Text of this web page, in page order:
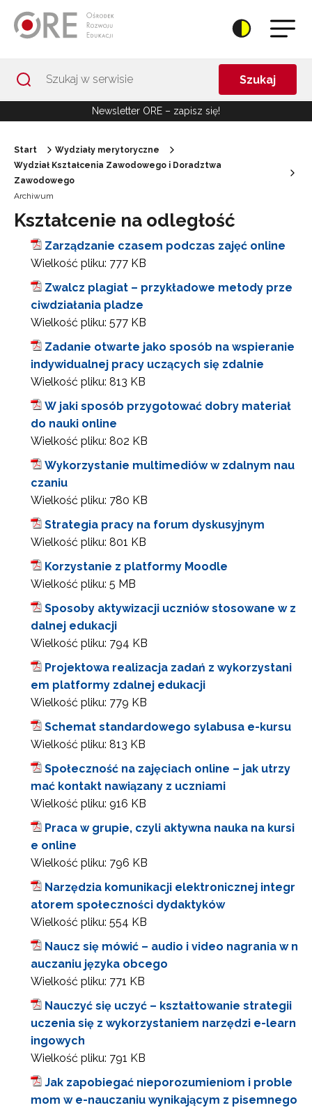
Szukaj
Newsletter ORE – zapisz się!
Start
Wydziały merytoryczne
Wydział Kształcenia Zawodowego i Doradztwa
Zawodowego
Archiwum
Kształcenie na odległość
Zarządzanie czasem podczas zajęć online
Wielkość pliku: 777 KB
Zwalcz plagiat – przykładowe metody prze
ciwdziałania pladze
Wielkość pliku: 577 KB
Zadanie otwarte jako sposób na wspieranie
indywidualnej pracy uczących się zdalnie
Wielkość pliku: 813 KB
W jaki sposób przygotować dobry materiał
do nauki online
Wielkość pliku: 802 KB
Wykorzystanie multimediów w zdalnym nau
czaniu
Wielkość pliku: 780 KB
Strategia pracy na forum dyskusyjnym
Wielkość pliku: 801 KB
Korzystanie z platformy Moodle
Wielkość pliku: 5 MB
Sposoby aktywizacji uczniów stosowane w z
dalnej edukacji
Wielkość pliku: 794 KB
Projektowa realizacja zadań z wykorzystani
em platformy zdalnej edukacji
Wielkość pliku: 779 KB
Schemat standardowego sylabusa e-kursu
Wielkość pliku: 813 KB
Społeczność na zajęciach online – jak utrzy
mać kontakt nawiązany z uczniami
Wielkość pliku: 916 KB
Praca w grupie, czyli aktywna nauka na kursi
e online
Wielkość pliku: 796 KB
Narzędzia komunikacji elektronicznej integr
atorem społeczności dydaktyków
Wielkość pliku: 554 KB
Naucz się mówić – audio i video nagrania w n
auczaniu języka obcego
Wielkość pliku: 771 KB
Nauczyć się uczyć – kształtowanie strategii
uczenia się z wykorzystaniem narzędzi e-learn
ingowych
Wielkość pliku: 791 KB
Jak zapobiegać nieporozumieniom i proble
mom w e-nauczaniu wynikającym z pisemnego